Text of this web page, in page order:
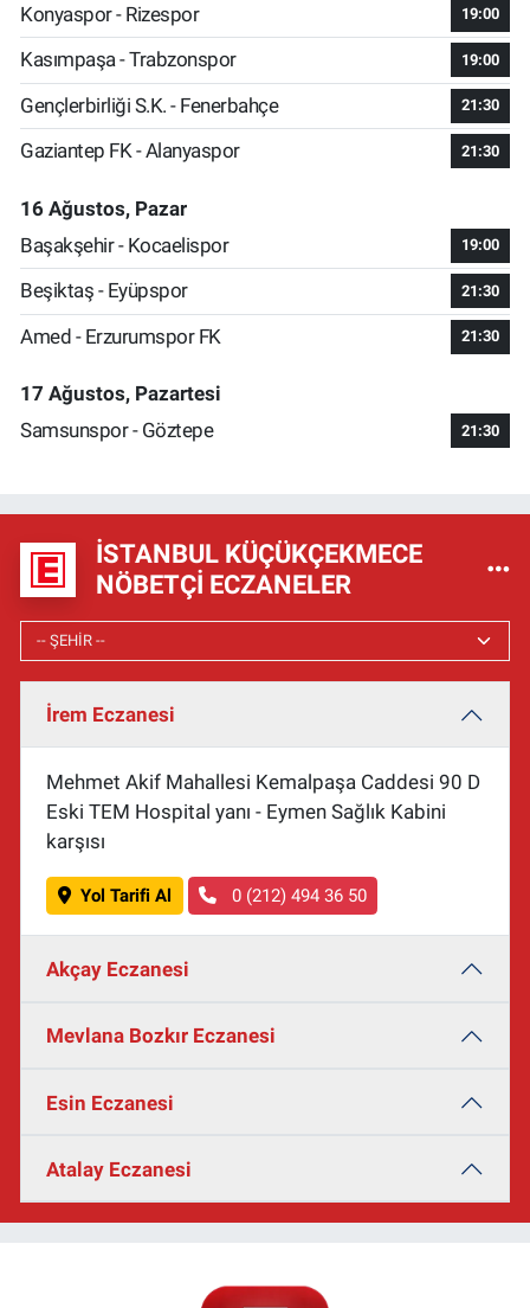
Konyaspor - Rizespor
19:00
Kasımpaşa - Trabzonspor 19:00
Gençlerbirliği S.K. - Fenerbahçe 21:30
Gaziantep FK - Alanyaspor 21:30
16 Ağustos, Pazar
Başakşehir - Kocaelispor
19:00
Beşiktaş - Eyüpspor 21:30
Amed - Erzurumspor FK 21:30
17 Ağustos, Pazartesi
Samsunspor - Göztepe
21:30
İSTANBUL KÜÇÜKÇEKMECE
NÖBETÇI ECZANELER
İrem Eczanesi
Mehmet Akif Mahallesi Kemalpaşa Caddesi 90 D
Eski TEM Hospital yanı - Eymen Sağlık Kabini
karşısı
Yol Tarifi Al 0 (212) 494 36 50
Akçay Eczanesi
Mevlana Bozkır Eczanesi
Esin Eczanesi
Atalay Eczanesi